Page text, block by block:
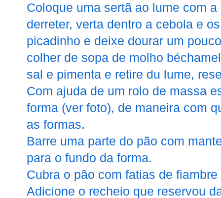
Coloque uma sertã ao lume com
derreter, verta dentro a cebola e
picadinho e deixe dourar um
colher de sopa de molho
sal e pimenta e retire du lume,
Com ajuda de um rolo de massa
forma (ver foto), de maneira com
as formas.
Barre uma parte do pão com
para o fundo da forma.
Cubra o pão com fatias de fiambre
Adicione o recheio que reservou